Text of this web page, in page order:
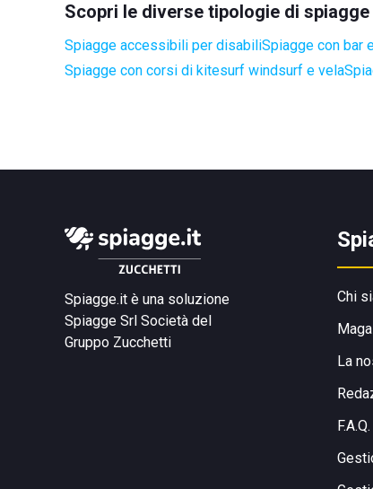
Scopri le diverse tipologie di
Spiagge accessibili per disabiliSpiagge con bar
Spiagge con corsi di kitesurf windsurf e vela
Spiagge.it è una soluzione
Spiagge Srl Società del
Gruppo Zucchetti
Chi
La
F.A.Q.